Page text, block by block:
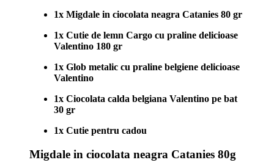
1x Migdale in ciocolata neagra Catanies 80 gr
1x Cutie de lemn Cargo cu praline delicioase
Valentino 180 gr
1x Glob metalic cu praline belgiene delicioase
Valentino
1x Ciocolata calda belgiana Valentino pe bat
30 gr
1x Cutie pentru cadou
Migdale in ciocolata neagra Catanies 80g